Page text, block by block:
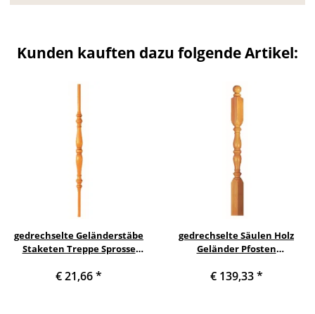
Kunden kauften dazu folgende Artikel:
gedrechselte Geländerstäbe
Staketen Treppe Sprosse
Treppenstab Buche
€ 21,66*
gedrechselte Säulen Holz
Geländer Pfosten
Holzsäulen Buche Säule -/
€ 139,33*